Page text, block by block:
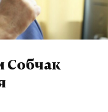
Собчак